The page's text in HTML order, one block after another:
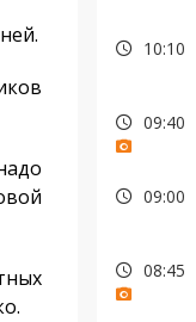
10:10
09:40
09:00
08:45